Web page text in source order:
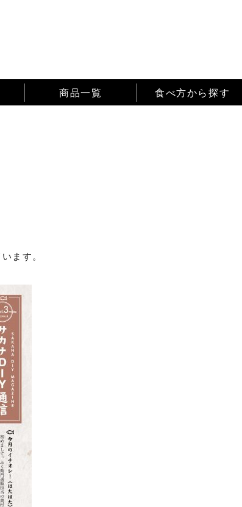
商品一覧 食べ方から探す
ます。